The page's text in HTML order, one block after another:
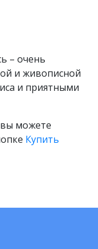
– очень
и живописной
и приятными
можете
Купить